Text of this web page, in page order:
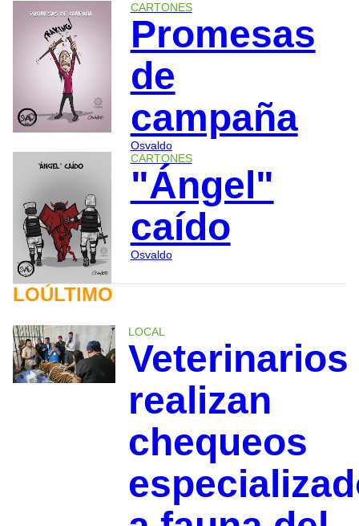
CARTONES
Promesas
de
campaña
Osvaldo
CARTONES
"Ángel"
caído
Osvaldo
LOÚLTIMO
LOCAL
Veterinarios
realizan
chequeos